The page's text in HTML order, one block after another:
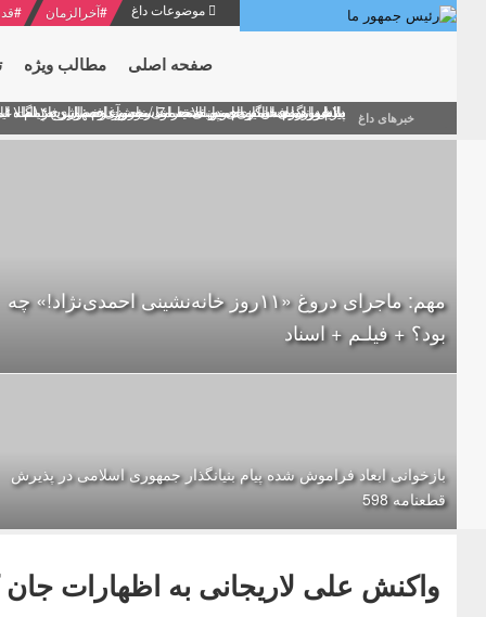
موضوعات داغ #آخرالزمان #
صفحه اصلی مطالب ویژه
خبرهای داغ منشور گفتمان امام و انقلاب - 7 /بخش دوم : شرح پیام ۱۰ خرداد ۱۳۶۹ امام خامنه ای/ فصل پنجم: حفظ عزّت و کرامت انقلابی
بازخوانی افشاگری سپهبد محمود منصور افسر ارشد
دلایل اهمیت سیزدهمین انتخابات ریاست جمهوری از نگاه
بیانات امام خامنه ای در سخنرانی نوروزی خطاب به ملت
پیام نوروزی امام خامنه ای به مناسبت آغاز سال ۱۴۰۰
مهم: ماجرای دروغ «۱۱روز خانه‌نشینی احمدی‌نژاد!» چه
بود؟ + فیلـم + اسناد
بازخوانی ابعاد فراموش شده پیام بنیانگذار جمهوری اسلامی در پذیرش
قطعنامه 598
واکنش علی لاریجانی به اظهارات